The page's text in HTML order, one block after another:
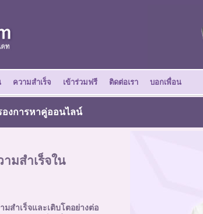
ความสำเร็จ เข้าร่วมฟรี ติดต่อเรา บอกเพื่อน
งการหาคู่ออนไลน์
มสำเร็จใน
สำเร็จและเติบโตอย่างต่อ